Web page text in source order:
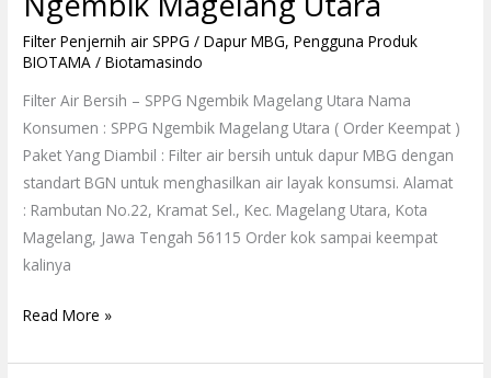
Filter Penjernih air SPPG / Dapur MBG,Pengguna Produk
BIOTAMA /Biotamasindo
Filter Air Bersih – SPPG Ngembik Magelang Utara Nama
Konsumen : SPPG Ngembik Magelang Utara ( Order Keempat )
Paket Yang Diambil : Filter air bersih untuk dapur MBG dengan
standart BGN untuk menghasilkan air layak konsumsi. Alamat
: Rambutan No.22, Kramat Sel., Kec. Magelang Utara, Kota
Magelang, Jawa Tengah 56115 Order kok sampai keempat
kalinya
SPPG
Ngembik
Magelang
Utara
Read More »